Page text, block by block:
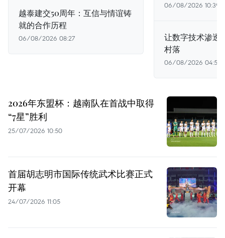
越泰建交50周年：互信与情谊铸
就的合作历程
06/08/2026 08:27
06/08/2026 10:39
让数字技术渗透
村落
06/08/2026 04:50
2026年东盟杯：越南队在首战中取得
“7星”胜利
25/07/2026 10:50
首届胡志明市国际传统武术比赛正式
开幕
24/07/2026 11:05